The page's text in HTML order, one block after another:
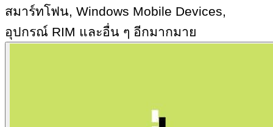
สมาร์ทโฟน, Windows Mobile Devices,
อุปกรณ์ RIM และอื่น ๆ อีกมากมาย